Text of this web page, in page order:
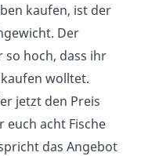
kaufen, ist der
Der
so hoch, dass ihr
wolltet.
jetzt den Preis
euch acht Fische
das Angebot